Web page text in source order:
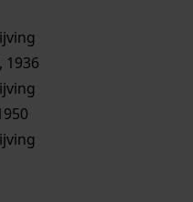
1936